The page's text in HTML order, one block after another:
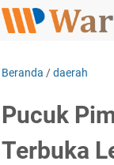
Beranda /daerah
Pucuk
Terbuka